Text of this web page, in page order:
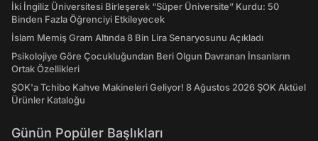
İki İngiliz Üniversitesi Birleşerek “Süper Üniversite” Kurdu: 50
Binden Fazla Öğrenciyi Etkileyecek
İslam Memiş Gram Altında 8 Bin Lira Senaryosunu Açıkladı
Psikolojiye Göre Çocukluğundan Beri Olgun Davranan İnsanların
Ortak Özellikleri
ŞOK'a Tchibo Kahve Makineleri Geliyor! 8 Ağustos 2026 ŞOK Aktüel
Ürünler Kataloğu
Günün Popüler Başlıkları